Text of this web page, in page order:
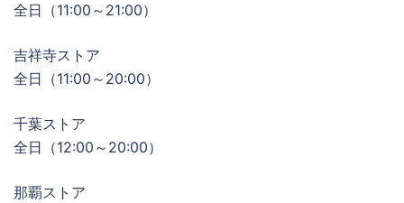
全日（11:00～21:00）
吉祥寺ストア
全日（11:00～20:00）
千葉ストア
全日（12:00～20:00）
那覇ストア